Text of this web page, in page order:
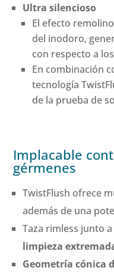
Ultra silencioso
El efecto
del inodoro,
con respecto a
En combinación
tecnología
de la prueba de
Implacable
gérmenes
TwistFlush ofrece
además de una
Taza rimless junto
limpieza
Geometría cónica